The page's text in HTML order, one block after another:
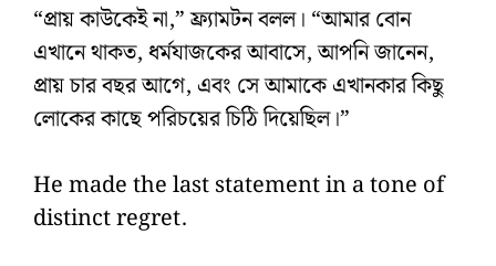
“প্রায় কাউকেই না,” ফ্র্যামটন বলল। “আমার বোন
এখানে থাকত, ধর্মযাজকের আবাসে, আপনি জানেন,
প্রায় চার বছর আগে, এবং সে আমাকে এখানকার কিছু
লোকের কাছে পরিচয়ের চিঠি দিয়েছিল।”
He made the last statement in a tone of
distinct regret.